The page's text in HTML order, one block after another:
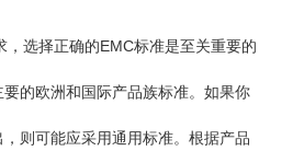
选择正确的EMC标准是至关重要的
的欧洲和国际产品族标准。如果你
则可能应采用通用标准。根据产品